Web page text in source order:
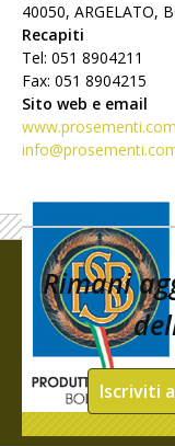
40050, ARGELATO,
Recapiti
Tel: 051 8904211
Fax: 051 8904215
Sito web e email
www.prosementi.com
Rimani
Iscriviti